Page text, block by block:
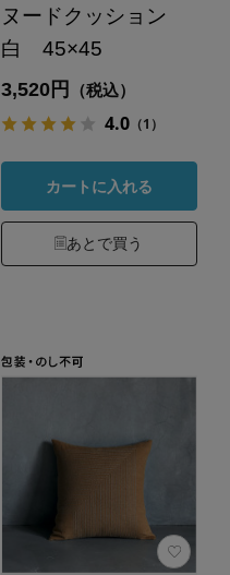
ヌードクッション
白 45×45
3,520円 （税込）
4.0（1）
カートに入れる
あとで買う